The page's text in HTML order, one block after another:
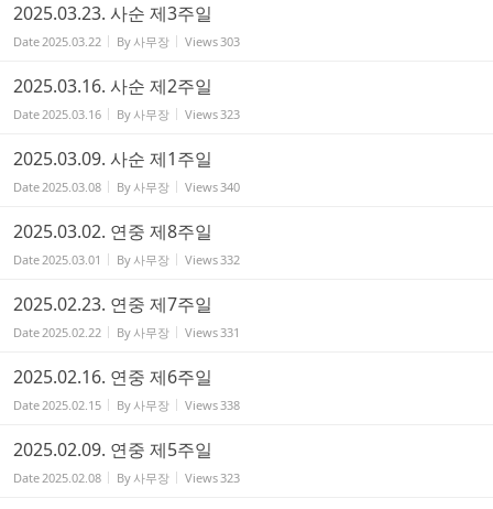
2025.03.23. 사순 제3주일
Date2025.03.22 By 사무장 Views303
2025.03.16. 사순 제2주일
Date2025.03.16 By 사무장 Views323
2025.03.09. 사순 제1주일
Date2025.03.08 By 사무장 Views340
2025.03.02. 연중 제8주일
Date2025.03.01 By 사무장 Views332
2025.02.23. 연중 제7주일
Date2025.02.22 By 사무장 Views331
2025.02.16. 연중 제6주일
Date2025.02.15 By 사무장 Views338
2025.02.09. 연중 제5주일
Date2025.02.08 By 사무장 Views323